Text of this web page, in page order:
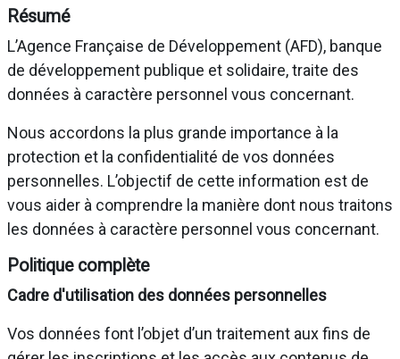
Résumé
L’Agence Française de Développement (AFD), banque
de développement publique et solidaire, traite des
données à caractère personnel vous concernant.
Nous accordons la plus grande importance à la
protection et la confidentialité de vos données
personnelles. L’objectif de cette information est de
vous aider à comprendre la manière dont nous traitons
les données à caractère personnel vous concernant.
Politique complète
Cadre d'utilisation des données personnelles
Vos données font l’objet d’un traitement aux fins de